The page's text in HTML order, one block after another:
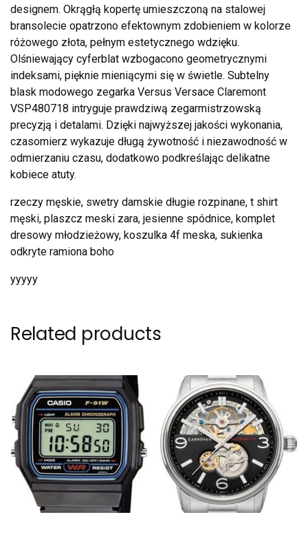
designem. Okrągłą kopertę umieszczoną na stalowej
bransolecie opatrzono efektownym zdobieniem w kolorze
różowego złota, pełnym estetycznego wdzięku.
Olśniewający cyferblat wzbogacono geometrycznymi
indeksami, pięknie mieniącymi się w świetle. Subtelny
blask modowego zegarka Versus Versace Claremont
VSP480718 intryguje prawdziwą zegarmistrzowską
precyzją i detalami. Dzięki najwyższej jakości wykonania,
czasomierz wykazuje długą żywotność i niezawodność w
odmierzaniu czasu, dodatkowo podkreślając delikatne
kobiece atuty.
rzeczy męskie, swetry damskie długie rozpinane, t shirt
męski, plaszcz meski zara, jesienne spódnice, komplet
dresowy młodzieżowy, koszulka 4f meska, sukienka
odkryte ramiona boho
yyyyy
Related products